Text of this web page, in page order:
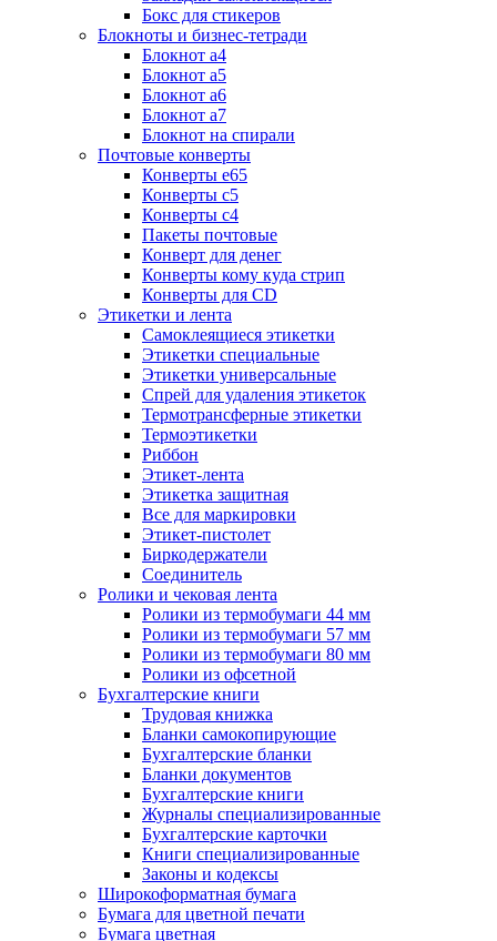
Бокс для стикеров
Блокноты и бизнес-тетради
Блокнот а4
Блокнот а5
Блокнот а6
Блокнот а7
Блокнот на спирали
Почтовые конверты
Конверты е65
Конверты с5
Конверты с4
Пакеты почтовые
Конверт для денег
Конверты кому куда стрип
Конверты для CD
Этикетки и лента
Самоклеящиеся этикетки
Этикетки специальные
Этикетки универсальные
Спрей для удаления этикеток
Термотрансферные этикетки
Термоэтикетки
Риббон
Этикет-лента
Этикетка защитная
Все для маркировки
Этикет-пистолет
Биркодержатели
Соединитель
Ролики и чековая лента
Ролики из термобумаги 44 мм
Ролики из термобумаги 57 мм
Ролики из термобумаги 80 мм
Ролики из офсетной
Бухгалтерские книги
Трудовая книжка
Бланки самокопирующие
Бухгалтерские бланки
Бланки документов
Бухгалтерские книги
Журналы специализированные
Бухгалтерские карточки
Книги специализированные
Законы и кодексы
Широкоформатная бумага
Бумага для цветной печати
Бумага цветная